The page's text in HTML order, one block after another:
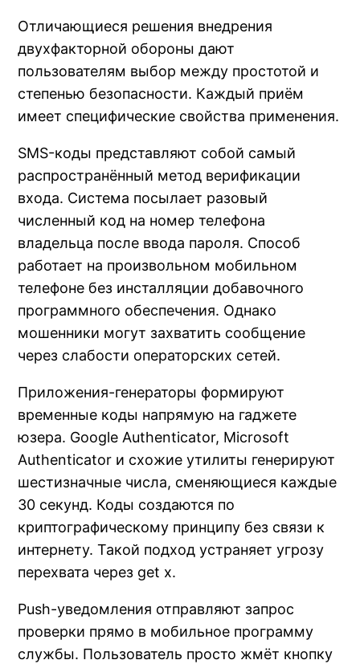
Отличающиеся решения внедрения
двухфакторной обороны дают
пользователям выбор между простотой и
степенью безопасности. Каждый приём
имеет специфические свойства применения.
SMS-коды представляют собой самый
распространённый метод верификации
входа. Система посылает разовый
численный код на номер телефона
владельца после ввода пароля. Способ
работает на произвольном мобильном
телефоне без инсталляции добавочного
программного обеспечения. Однако
мошенники могут захватить сообщение
через слабости операторских сетей.
Приложения-генераторы формируют
временные коды напрямую на гаджете
юзера. Google Authenticator, Microsoft
Authenticator и схожие утилиты генерируют
шестизначные числа, сменяющиеся каждые
30 секунд. Коды создаются по
криптографическому принципу без связи к
интернету. Такой подход устраняет угрозу
перехвата через get x.
Push-уведомления отправляют запрос
проверки прямо в мобильное программу
службы. Пользователь просто жмёт кнопку